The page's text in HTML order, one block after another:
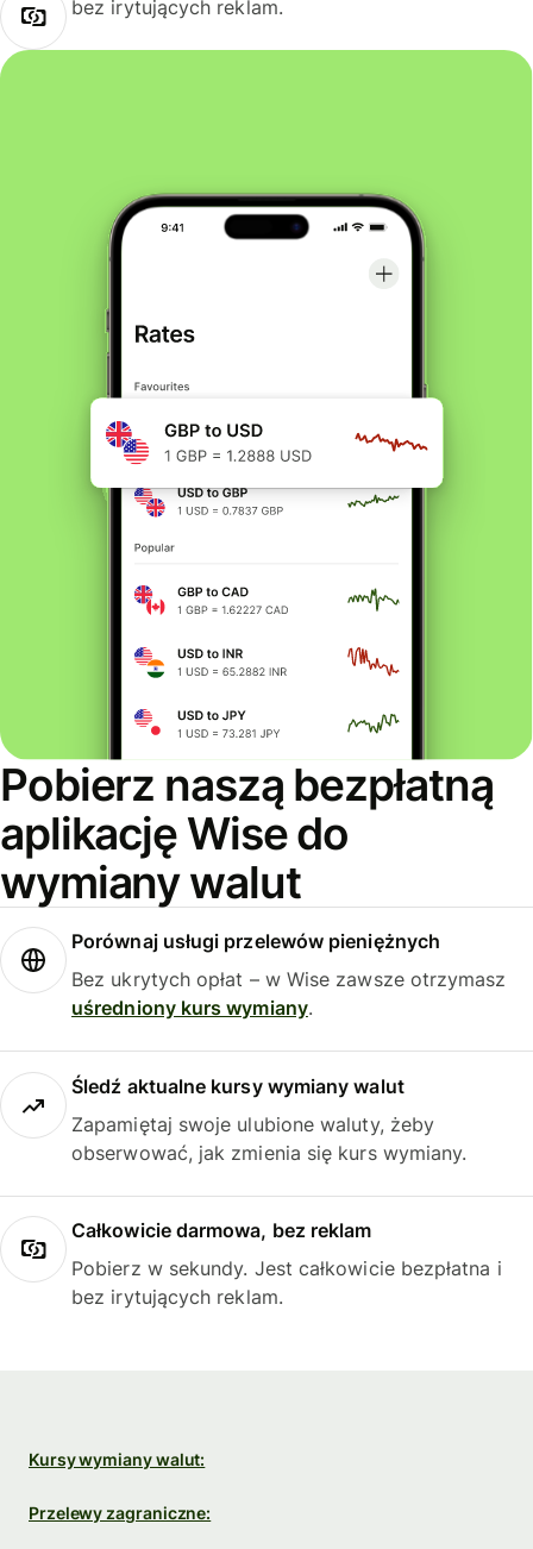
bez irytujących reklam.
Pobierz naszą bezpłatną
aplikację Wise do
wymiany walut
Porównaj usługi przelewów pieniężnych
Bez ukrytych opłat – w Wise zawsze otrzymasz
uśredniony kurs wymiany.
Śledź aktualne kursy wymiany walut
Zapamiętaj swoje ulubione waluty, żeby
obserwować, jak zmienia się kurs wymiany.
Całkowicie darmowa, bez reklam
Pobierz w sekundy. Jest całkowicie bezpłatna i
bez irytujących reklam.
Kursy wymiany walut:
Przelewy zagraniczne: